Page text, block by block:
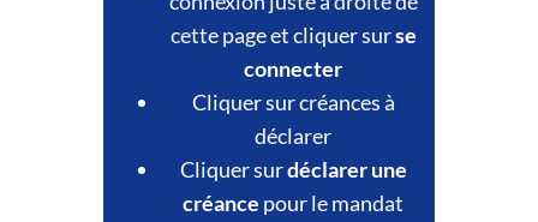
cette page et cliquer surse
connecter
Cliquer sur créances à
déclarer
Cliquer surdéclarer une
créance pour le mandat